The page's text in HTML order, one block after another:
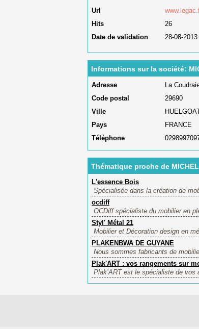
Url
Hits
26
Date de validation
28-08-2013
Informations sur la société:
Adresse
La
Code postal
29690
Ville
Pays
FRANCE
Téléphone
Thématique proche de
L'essence Bois
Spécialisée dans la création de
ocdiff
OCDiff spécialiste du mobilier en
Styl' Métal 21
Mobilier et Décoration design en
PLAKENBWA DE GUYANE
Nous sommes fabricants de
Plak'ART : vos rangements sur
Plak’ART est le spécialiste de vos